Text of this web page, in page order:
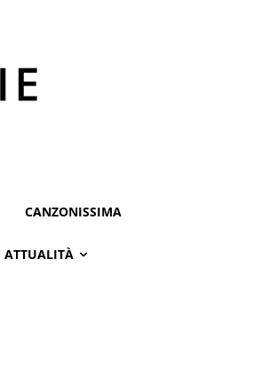
CANZONISSIMA
ATTUALITÀ